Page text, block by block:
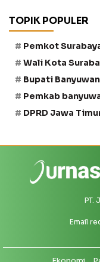
TOPIK POPULER
Pemkot
Wali Kota
Bupati
Pemkab
DPRD Jawa
PT.
Email